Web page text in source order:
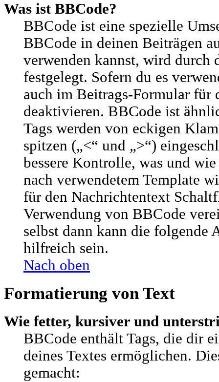
Was ist BBCode?
BBCode ist eine spezielle
BBCode in deinen Beiträgen
verwenden kannst, wird
festgelegt. Sofern du es
auch im Beitrags-Formular für
deaktivieren. BBCode ist
Tags werden von eckigen
spitzen („<“ und „>“)
bessere Kontrolle, was und
nach verwendetem Template
für den Nachrichtentext
Verwendung von BBCode
selbst dann kann die folgende
hilfreich sein.
Nach oben
Formatierung von Text
Wie fetter, kursiver und
BBCode enthält Tags, die dir
deines Textes ermöglichen.
gemacht: